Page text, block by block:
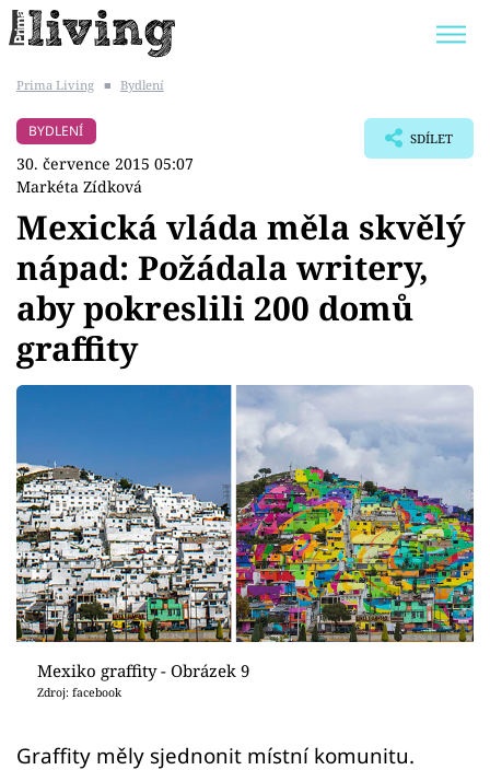
BYDLENÍ SLAVNÝCH
Témata
Bydlení
Zahrada
Sledujte prima+
Přihlášení
Sledujte nás
Prima Living ■ Bydlení
BYDLENÍ
30. července 2015 05:07
Markéta Zídková
SDÍLET
Mexická vláda měla skvělý
nápad: Požádala writery,
aby pokreslili 200 domů
graffity
Mexiko graffity - Obrázek 9
Zdroj: facebook
Graffity měly sjednonit místní komunitu.